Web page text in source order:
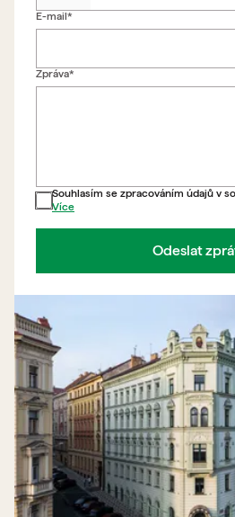
Zpět na
E-mail*
Zpráva*
Souhlasím se zpracováním údajů v
Více
Odeslat